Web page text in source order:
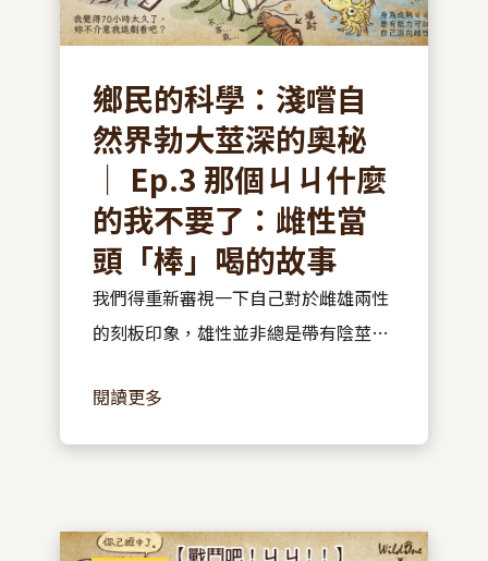
鄉民的科學：淺嚐自
然界勃大莖深的奧秘
｜ Ep.3 那個ㄐㄐ什麼
的我不要了：雌性當
頭「棒」喝的故事
我們得重新審視一下自己對於雌雄兩性
的刻板印象，雄性並非總是帶有陰莖、
莖、被動接受的性別...
閱讀更多